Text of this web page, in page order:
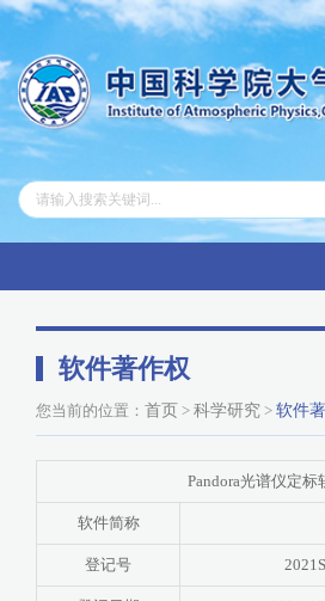
软件著作权
您当前的位置： 首页 > 科学研究 > 软件
Pandora光谱仪定标
软件简称
登记号